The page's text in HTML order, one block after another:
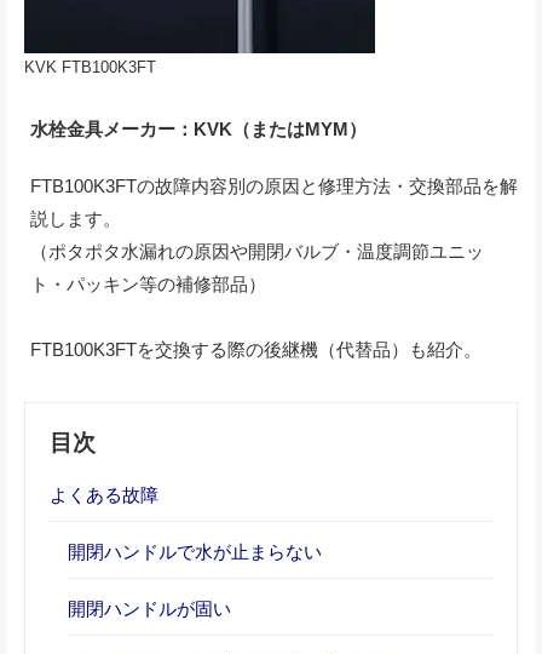
KVK FTB100K3FT
水栓金具メーカー：KVK（またはMYM）
FTB100K3FTの故障内容別の原因と修理方法・交換部品を解
説します。
（ポタポタ水漏れの原因や開閉バルブ・温度調節ユニッ
ト・パッキン等の補修部品）
FTB100K3FTを交換する際の後継機（代替品）も紹介。
目次
よくある故障
開閉ハンドルで水が止まらない
開閉ハンドルが固い